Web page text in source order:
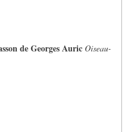
de Georges Auric Oiseau-